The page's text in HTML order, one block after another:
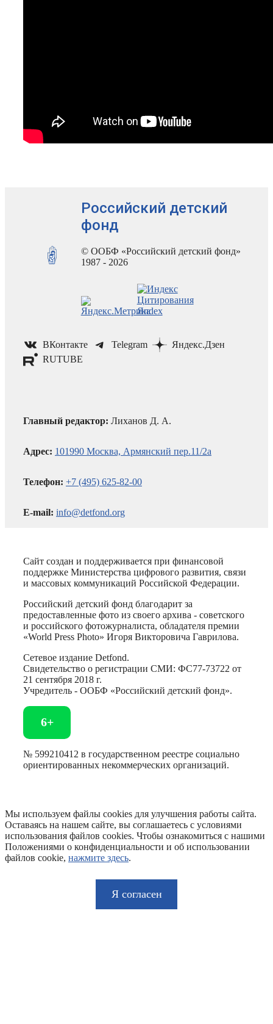
Российский детский
фонд
© ООБФ «Российский детский фонд»
1987 - 2026
ВКонтакте Telegram
Яндекс.Дзен
RUTUBE
Главный редактор: Лиханов Д. А.
Адрес: 101990 Москва, Армянский пер.11/2а
Телефон: +7 (495) 625-82-00
E-mail: info@detfond.org
Сайт создан и поддерживается при финансовой
поддержке Министерства цифрового развития, связи
и массовых коммуникаций Российской Федерации.
Российский детский фонд благодарит за
предоставленные фото из своего архива - советского
и российского фотожурналиста, обладателя премии
«World Press Photo» Игоря Викторовича Гаврилова.
Сетевое издание Detfond.
Свидетельство о регистрации СМИ: ФС77-73722 от
21 сентября 2018 г.
Учредитель - ООБФ «Российский детский фонд».
6+
№ 599210412 в государственном реестре социально
ориентированных некоммерческих организаций.
Мы используем файлы cookies для улучшения работы сайта.
Оставаясь на нашем сайте, вы соглашаетесь с условиями
использования файлов cookies. Чтобы ознакомиться с нашими
Положениями о конфиденциальности и об использовании
файлов cookie, нажмите здесь.
Я согласен